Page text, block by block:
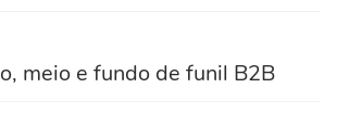
meio e fundo de funil B2B